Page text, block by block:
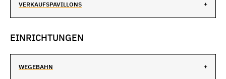
VERKAUFSPAVILLONS
EINRICHTUNGEN
WEGEBAHN